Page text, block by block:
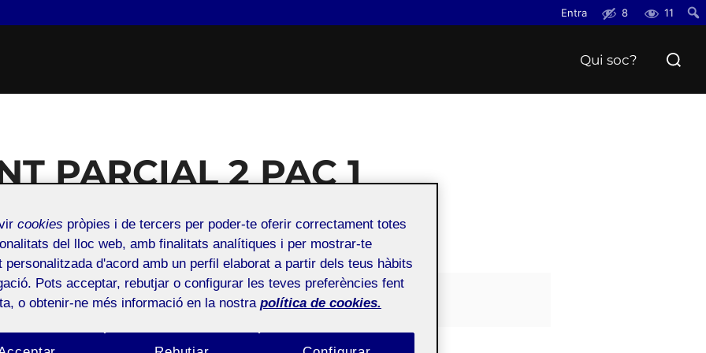
Entra 8
11
Qui soc?
Search
PARCIAL 2 PAC 1
2024
- Aula 1 Públic
cookies pròpies i de tercers per poder-te oferir correctament totes
del lloc web, amb finalitats analítiques i per mostrar-te
personalitzada d'acord amb un perfil elaborat a partir dels teus hàbits
Pots acceptar, rebutjar o configurar les teves preferències fent
o obtenir-ne més informació en la nostra política de cookies.